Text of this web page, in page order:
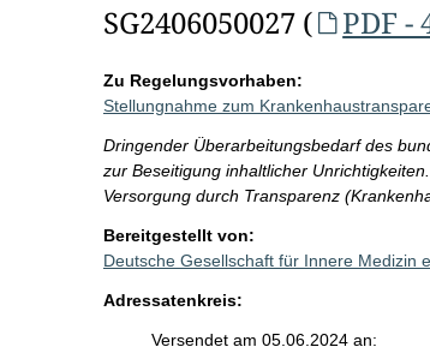
SG2406050027 (
PDF -
Zu Regelungsvorhaben:
Stellungnahme zum
Dringender Überarbeitungsbedarf des
zur Beseitigung inhaltlicher
Versorgung durch Transparenz
Bereitgestellt von:
Deutsche Gesellschaft für Innere Medizin
Adressatenkreis:
Versendet am 05.06.2024 an: